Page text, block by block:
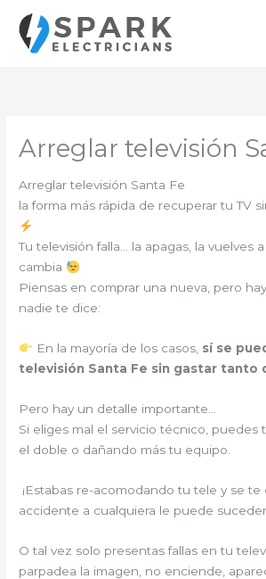
contenido
Arreglar televisión
Arreglar televisión Santa Fe
la forma más rápida de recuperar tu TV
Tu televisión falla… la apagas, la vuelves
cambia
Piensas en comprar una nueva, pero
nadie te dice:
En la mayoría de los casos, sí se
televisión Santa Fe sin gastar tanto
Pero hay un detalle importante…
Si eliges mal el servicio técnico, puedes
el doble o dañando más tu equipo.
¡Estabas re-acomodando tu tele y se te
accidente a cualquiera le puede suceder.
O tal vez solo presentas fallas en tu
parpadea la imagen, no enciende,